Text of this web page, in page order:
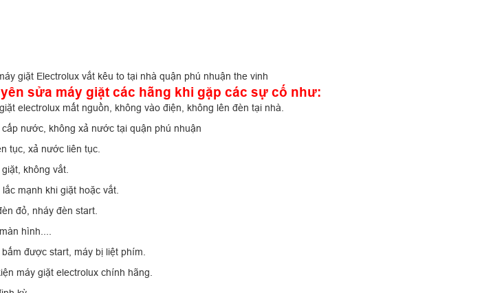
sửa máy giặt các hãng khi gặp các sự cố như:
electrolux mất nguồn, không vào điện, không lên đèn tại nhà.
nước, không xả nước tại quận phú nhuận
tục, xả nước liên tục.
không vắt.
mạnh khi giặt hoặc vắt.
đỏ, nháy đèn start.
hình....
được start, máy bị liệt phím.
máy giặt electrolux chính hãng.